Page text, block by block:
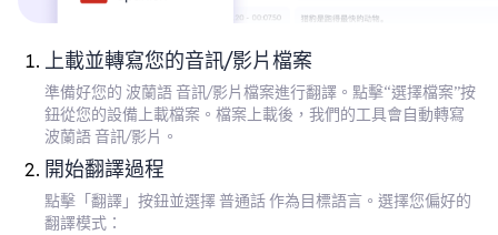
上載並轉寫您的音訊/影片檔案
準備好您的 波蘭語 音訊/影片檔案進行翻譯。點擊“選擇檔案”按
鈕從您的設備上載檔案。檔案上載後，我們的工具會自動轉寫
波蘭語 音訊/影片。
開始翻譯過程
點擊「翻譯」按鈕並選擇 普通話 作為目標語言。選擇您偏好的
翻譯模式：